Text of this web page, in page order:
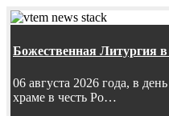
Божественная Литургия
06 августа 2026 года, в
храме в честь Ро…